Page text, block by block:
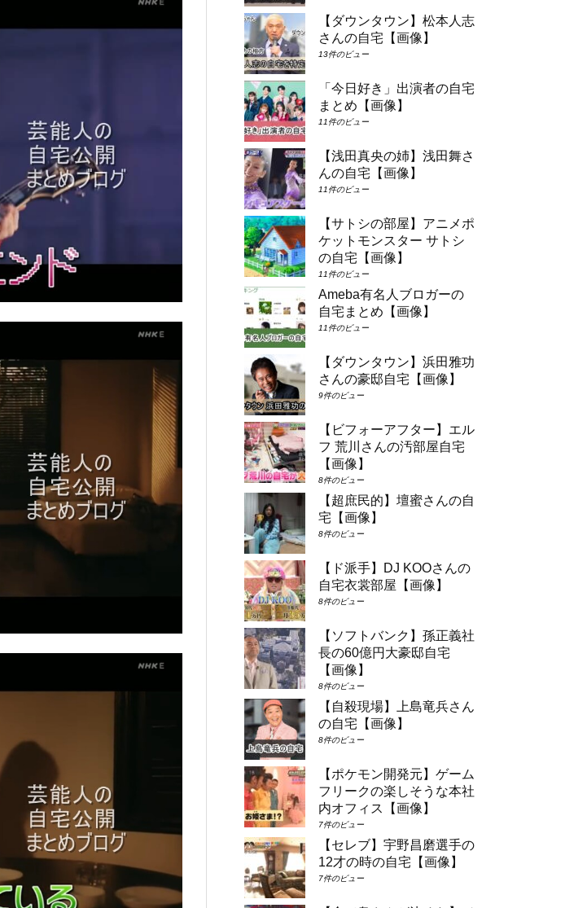
【ダウンタウン】松本人志
さんの自宅【画像】
13件のビュー
「今日好き」出演者の自宅
まとめ【画像】
11件のビュー
【浅田真央の姉】浅田舞さ
んの自宅【画像】
11件のビュー
【サトシの部屋】アニメポ
ケットモンスター サトシ
の自宅【画像】
11件のビュー
Ameba有名人ブロガーの
自宅まとめ【画像】
11件のビュー
【ダウンタウン】浜田雅功
さんの豪邸自宅【画像】
9件のビュー
【ビフォーアフター】エル
フ 荒川さんの汚部屋自宅
【画像】
8件のビュー
【超庶民的】壇蜜さんの自
宅【画像】
8件のビュー
【ド派手】DJ KOOさんの
自宅衣裳部屋【画像】
8件のビュー
【ソフトバンク】孫正義社
長の60億円大豪邸自宅
【画像】
8件のビュー
【自殺現場】上島竜兵さん
の自宅【画像】
8件のビュー
【ポケモン開発元】ゲーム
フリークの楽しそうな本社
内オフィス【画像】
7件のビュー
【セレブ】宇野昌磨選手の
12才の時の自宅【画像】
7件のビュー